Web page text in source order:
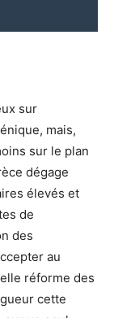
sur
mais,
sur le plan
dégage
élevés et
de
des
au
réforme des
cette